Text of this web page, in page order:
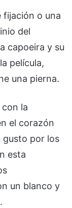
fijación o una
del
capoeira y su
película,
una pierna.
la
el corazón
gusto por los
esta
un blanco y